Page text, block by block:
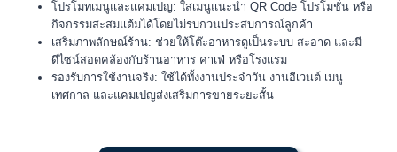
โปรโมทเมนูและแคมเปญ: ใส่เมนูแนะนำ QR Code โปรโมชั่น หรือ
กิจกรรมสะสมแต้มได้โดยไม่รบกวนประสบการณ์ลูกค้า
เสริมภาพลักษณ์ร้าน: ช่วยให้โต๊ะอาหารดูเป็นระบบ สะอาด และมี
ดีไซน์สอดคล้องกับร้านอาหาร คาเฟ่ หรือโรงแรม
รองรับการใช้งานจริง: ใช้ได้ทั้งงานประจำวัน งานอีเวนต์ เมนู
เทศกาล และแคมเปญส่งเสริมการขายระยะสั้น